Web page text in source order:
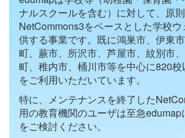
ナルスクールを含む）に対して、原
NetCommons3をベースとした学校
供する事業です。既に鴻巣市、伊東
町、蕨市、所沢市、芦屋市、紋別市
町、稚内市、桶川市等を中心に820
をご利用いただいています。
特に、メンテナンスを終了した
用の教育機関のユーザは至急edumap
をご検討ください。